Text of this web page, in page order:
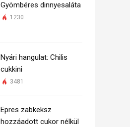
Gyömbéres dinnyesaláta
1230
Nyári hangulat: Chilis
cukkini
3481
Epres zabkeksz
hozzáadott cukor nélkül